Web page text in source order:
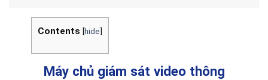
Contents [hide]
Máy chủ giám sát video thông